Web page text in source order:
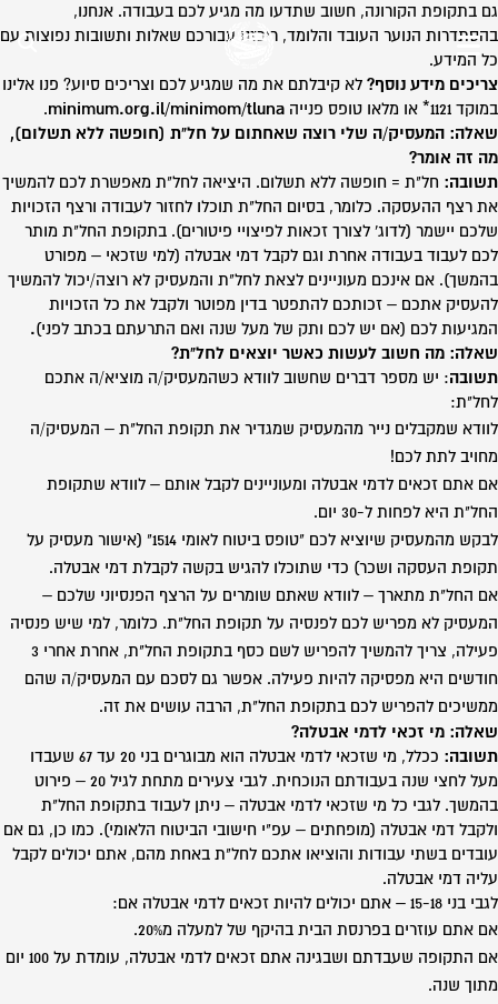
גם בתקופת הקורונה, חשוב שתדעו מה מגיע לכם בעבודה. אנחנו,
בהסתדרות הנוער העובד והלומד, ריכזנו עבורכם שאלות ותשובות נפוצות עם
כל המידע.
צריכים מידע נוסף? לא קיבלתם את מה שמגיע לכם וצריכים סיוע? פנו אלינו
במוקד 1121* או מלאו טופס פנייה
minimum.org.il/minimom/tluna
.
שאלה: המעסיק/ה שלי רוצה שאחתום על חל"ת (חופשה ללא תשלום),
מה זה אומר?
תשובה: חל"ת = חופשה ללא תשלום. היציאה לחל"ת מאפשרת לכם להמשיך
את רצף ההעסקה. כלומר, בסיום החל"ת תוכלו לחזור לעבודה ורצף הזכויות
שלכם יישמר (לדוג' לצורך זכאות לפיצויי פיטורים). בתקופת החל"ת מותר
לכם לעבוד בעבודה אחרת וגם לקבל דמי אבטלה (למי שזכאי – מפורט
בהמשך). אם אינכם מעוניינים לצאת לחל"ת והמעסיק לא רוצה/יכול להמשיך
להעסיק אתכם – זכותכם להתפטר בדין מפוטר ולקבל את כל הזכויות
המגיעות לכם (אם יש לכם ותק של מעל שנה ואם התרעתם בכתב לפני).
שאלה: מה חשוב לעשות כאשר יוצאים לחל"ת?
תשובה: יש מספר דברים שחשוב לוודא כשהמעסיק/ה מוציא/ה אתכם
לחל"ת:
לוודא שמקבלים נייר מהמעסיק שמגדיר את תקופת החל"ת – המעסיק/ה
מחויב לתת לכם!
אם אתם זכאים לדמי אבטלה ומעוניינים לקבל אותם – לוודא שתקופת
החל"ת היא לפחות ל-30 יום.
לבקש מהמעסיק שיוציא לכם "טופס ביטוח לאומי 1514" (אישור מעסיק על
תקופת העסקה ושכר) כדי שתוכלו להגיש בקשה לקבלת דמי אבטלה.
אם החל"ת מתארך – לוודא שאתם שומרים על הרצף הפנסיוני שלכם –
המעסיק לא מפריש לכם לפנסיה על תקופת החל"ת. כלומר, למי שיש פנסיה
פעילה, צריך להמשיך להפריש לשם כסף בתקופת החל"ת, אחרת אחרי 3
חודשים היא מפסיקה להיות פעילה. אפשר גם לסכם עם המעסיק/ה שהם
ממשיכים להפריש לכם בתקופת החל"ת, הרבה עושים את זה.
שאלה: מי זכאי לדמי אבטלה?
תשובה:
ככלל, מי שזכאי לדמי אבטלה הוא מבוגרים בני 20 עד 67 שעבדו
מעל לחצי שנה בעבודתם הנוכחית. לגבי צעירים מתחת לגיל 20 – פירוט
בהמשך. לגבי כל מי שזכאי לדמי אבטלה – ניתן לעבוד בתקופת החל"ת
ולקבל דמי אבטלה (מופחתים – עפ"י חישובי הביטוח הלאומי). כמו כן, גם אם
עובדים בשתי עבודות והוציאו אתכם לחל"ת באחת מהם, אתם יכולים לקבל
עליה דמי אבטלה.
לגבי בני 15-18 – אתם יכולים להיות זכאים לדמי אבטלה אם:
אם אתם עוזרים בפרנסת הבית בהיקף של למעלה מ20%.
אם התקופה שעבדתם ושבגינה אתם זכאים לדמי אבטלה, עומדת על 100 יום
מתוך שנה.